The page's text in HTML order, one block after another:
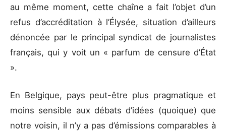
au même moment, cette chaîne a fait l’objet d’un
refus d’accréditation à l’Élysée, situation d’ailleurs
dénoncée par le principal syndicat de journalistes
français, qui y voit un « parfum de censure d’État
».
En Belgique, pays peut-être plus pragmatique et
moins sensible aux débats d’idées (quoique) que
notre voisin, il n’y a pas d’émissions comparables à